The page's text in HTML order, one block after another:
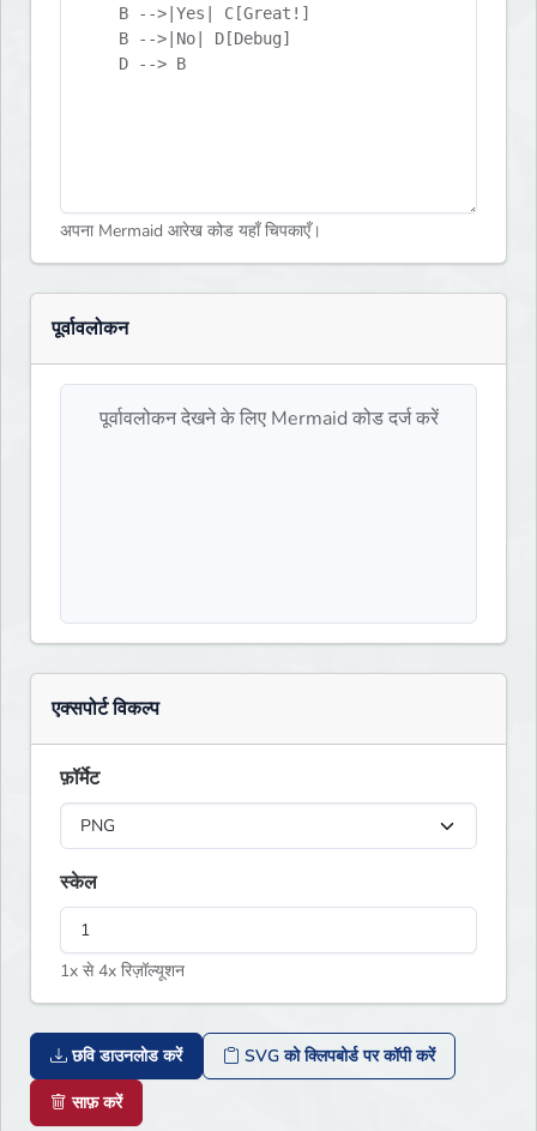
अपना Mermaid आरेख कोड यहाँ चिपकाएँ।
पूर्वावलोकन
पूर्वावलोकन देखने के लिए Mermaid कोड दर्ज करें
एक्सपोर्ट विकल्प
फ़ॉर्मेट
स्केल
1x से 4x रिज़ॉल्यूशन
छवि डाउनलोड करें SVG को क्लिपबोर्ड पर कॉपी करें
साफ़ करें